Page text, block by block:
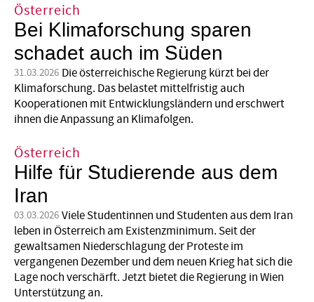
Österreich
Bei Klimaforschung sparen
schadet auch im Süden
31.03.2026 Die österreichische Regierung kürzt bei der
Klimaforschung. Das belastet mittelfristig auch
Kooperationen mit Entwicklungsländern und erschwert
ihnen die Anpassung an Klimafolgen.
Österreich
Hilfe für Studierende aus dem
Iran
03.03.2026 Viele Studentinnen und Studenten aus dem Iran
leben in Österreich am Existenzminimum. Seit der
gewaltsamen Niederschlagung der Proteste im
vergangenen Dezember und dem neuen Krieg hat sich die
Lage noch verschärft. Jetzt bietet die Regierung in Wien
Unterstützung an.